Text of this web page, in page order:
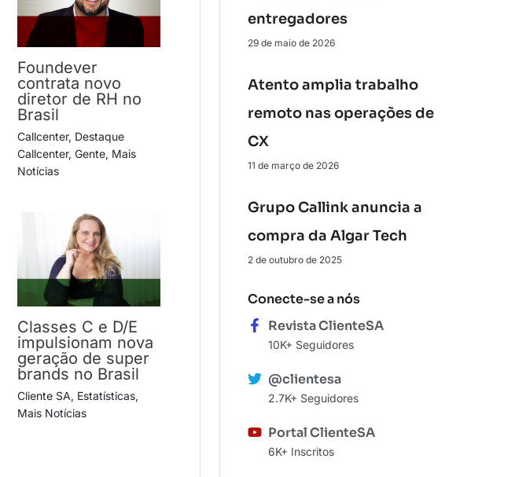
Foundever
contrata novo
diretor de RH no
Brasil
Callcenter, Destaque
Callcenter,Gente, Mais
Notícias
Classes C e D/E
impulsionam nova
geração de super
brands no Brasil
Cliente SA, Estatísticas,
Mais Notícias
entregadores
29 de maio de 2026
Atento amplia trabalho
remoto nas operações de
CX
11 de março de 2026
Grupo Callink anuncia a
compra da Algar Tech
2 de outubro de 2025
Conecte-se a nós
Revista ClienteSA
10K+ Seguidores
@clientesa
2.7K+ Seguidores
Portal ClienteSA
6K+ Inscritos